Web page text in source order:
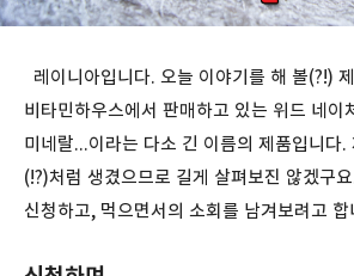
레이니아입니다. 오늘 이야기를 해 볼(?!)
비타민하우스에서 판매하고 있는 위드 네이
미네랄...이라는 다소 긴 이름의 제품입니다.
(!?)처럼 생겼으므로 길게 살펴보진 않겠구
신청하고, 먹으면서의 소회를 남겨보려고 합